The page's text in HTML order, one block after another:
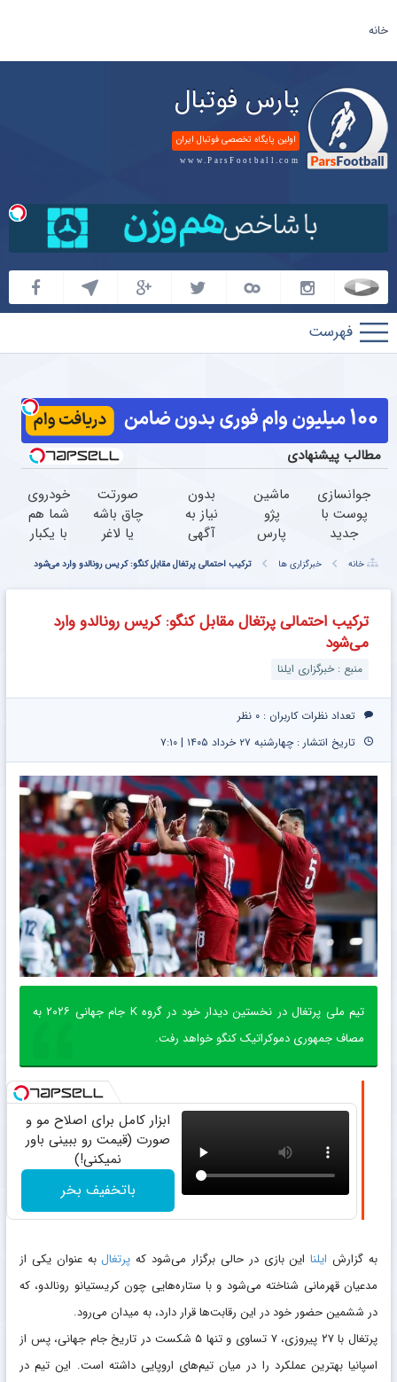
خانه
پارس فوتبال
اولین پایگاه تخصصی فوتبال ایران
www.ParsFootball.com
پارس
فوتبال
مطالب پیشنهادی
جوانسازی
پوست با
جدید
دستگاه
لیفت غیر
جراحی در
ایران
ماشین
پژو
پارس
فروش
داری؟
اینجا
سریع
بدون
نیاز به
آگهی
با یک
بار
مراجعه
فروخته
صورتت
چاق باشه
یا لاغر
نمیکنه
اندولیفت
معجزه
خودروی
شما هم
با یکبار
فروخته
خواهد
خانه خبرگزاری ها ترکیب احتمالی پرتغال مقابل کنگو: کریس رونالدو وارد می‌شود
ترکیب احتمالی پرتغال مقابل کنگو: کریس رونالدو وارد
می‌شود
منبع : خبرگزاری ایلنا
تعداد نظرات کاربران : ۰ نظر
تاریخ انتشار : چهارشنبه ۲۷ خرداد ۱۴۰۵ | ۷:۱۰
تیم ملی پرتغال در نخستین دیدار خود در گروه K جام جهانی ۲۰۲۶ به
مصاف جمهوری دموکراتیک کنگو خواهد رفت.
ابزار کامل برای اصلاح مو و
صورت (قیمت رو ببینی باور
نمیکنی!)
باتخفیف بخر
به گزارش ایلنااین بازی در حالی برگزار می‌شود که پرتغال به عنوان یکی از
مدعیان قهرمانی شناخته می‌شود و با ستاره‌هایی چون کریستیانو رونالدو، که
در ششمین حضور خود در این رقابت‌ها قرار دارد، به میدان می‌رود.
پرتغال با ۲۷ پیروزی، ۷ تساوی و تنها ۵ شکست در تاریخ جام جهانی، پس از
اسپانیا بهترین عملکرد را در میان تیم‌های اروپایی داشته است. این تیم در